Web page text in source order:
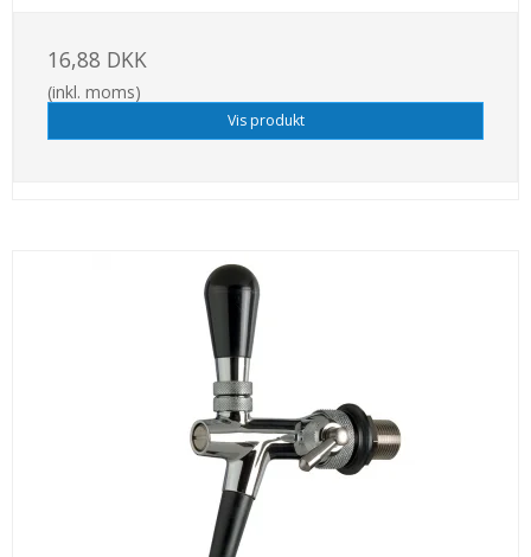
16,88 DKK
(inkl. moms)
Vis produkt